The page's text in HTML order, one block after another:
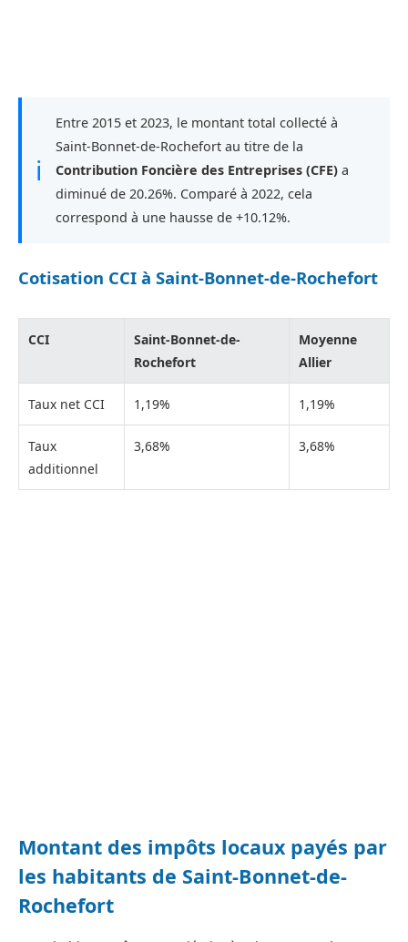
ℹ
Entre 2015 et 2023, le montant total collecté à
Saint-Bonnet-de-Rochefort au titre de la
Contribution Foncière des Entreprises (CFE) a
diminué de 20.26%. Comparé à 2022, cela
correspond à une hausse de +10.12%.
Cotisation CCI à Saint-Bonnet-de-Rochefort
CCI
Saint-Bonnet-de-
Rochefort
Moyenne
Allier
Taux net CCI 1,19% 1,19%
Taux
additionnel
3,68% 3,68%
Montant des impôts locaux payés par
les habitants de Saint-Bonnet-de-
Rochefort